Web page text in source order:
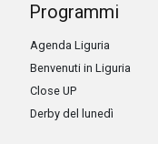
Programmi
Agenda Liguria
Benvenuti in Liguria
Close UP
Derby del lunedì